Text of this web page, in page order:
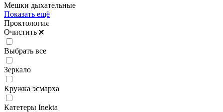
Мешки дыхательные
Показать ещё
Проктология
Очистить
Выбрать все
Зеркало
Кружка эсмарха
Катетеры Inekta